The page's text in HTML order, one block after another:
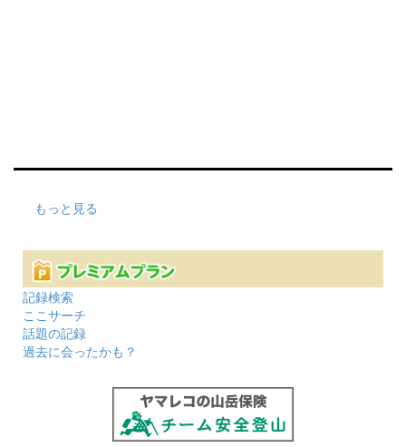
もっと見る
記録検索
ここサーチ
話題の記録
過去に会ったかも？